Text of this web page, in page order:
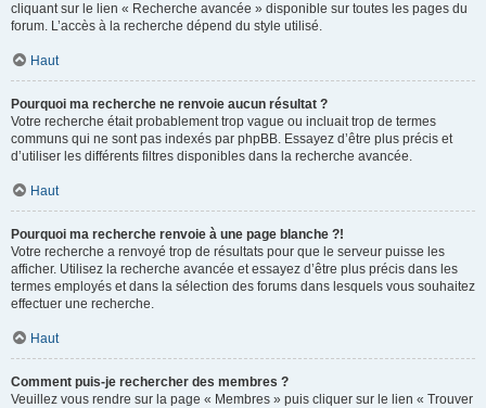
cliquant sur le lien « Recherche avancée » disponible sur toutes les pages du
forum. L’accès à la recherche dépend du style utilisé.
Haut
Pourquoi ma recherche ne renvoie aucun résultat ?
Votre recherche était probablement trop vague ou incluait trop de termes
communs qui ne sont pas indexés par phpBB. Essayez d’être plus précis et
d’utiliser les différents filtres disponibles dans la recherche avancée.
Haut
Pourquoi ma recherche renvoie à une page blanche ?!
Votre recherche a renvoyé trop de résultats pour que le serveur puisse les
afficher. Utilisez la recherche avancée et essayez d’être plus précis dans les
termes employés et dans la sélection des forums dans lesquels vous souhaitez
effectuer une recherche.
Haut
Comment puis-je rechercher des membres ?
Veuillez vous rendre sur la page « Membres » puis cliquer sur le lien « Trouver